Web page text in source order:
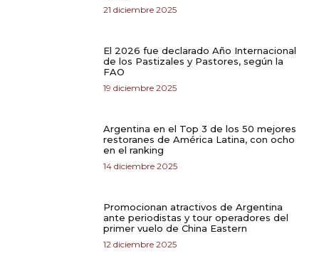
21 diciembre 2025
El 2026 fue declarado Año Internacional
de los Pastizales y Pastores, según la
FAO
19 diciembre 2025
Argentina en el Top 3 de los 50 mejores
restoranes de América Latina, con ocho
en el ranking
14 diciembre 2025
Promocionan atractivos de Argentina
ante periodistas y tour operadores del
primer vuelo de China Eastern
12 diciembre 2025